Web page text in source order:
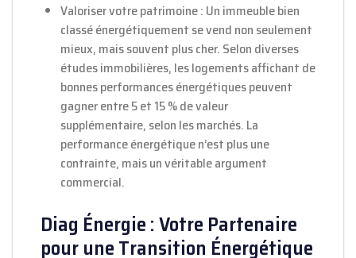
Valoriser votre patrimoine : Un immeuble bien
classé énergétiquement se vend non seulement
mieux, mais souvent plus cher. Selon diverses
études immobilières, les logements affichant de
bonnes performances énergétiques peuvent
gagner entre 5 et 15 % de valeur
supplémentaire, selon les marchés. La
performance énergétique n’est plus une
contrainte, mais un véritable argument
commercial.
Diag Énergie : Votre Partenaire
pour une Transition Énergétique